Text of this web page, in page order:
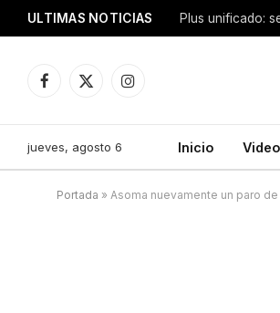
ULTIMAS NOTICIAS
Facebook
X
Instagram
jueves, agosto 6 Inicio
Portada » Asoma nuevamente un paro